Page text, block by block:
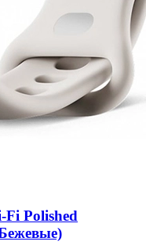
Fi Polished